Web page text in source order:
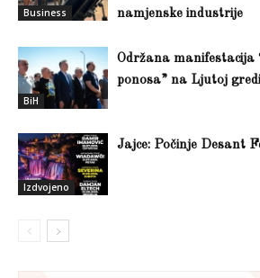
Business
namjenske industrije
BiH
Održana manifestacija
ponosa” na Ljutoj gredi
Izdvojeno
Jajce: Počinje Desant